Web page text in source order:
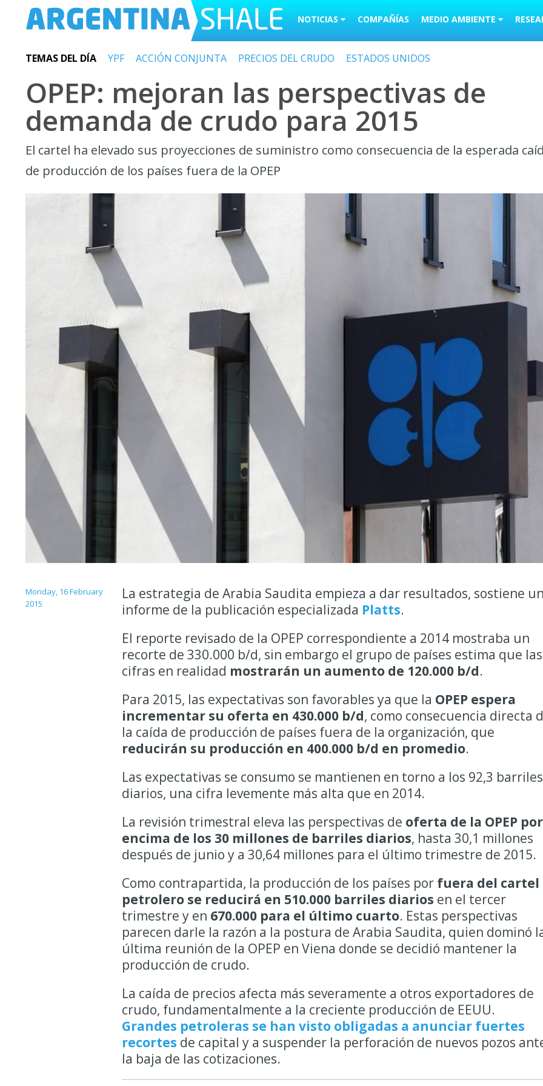
NOTICIAS COMPAÑÍAS MEDIO AMBIENTE
TEMAS DEL DÍA YPF ACCIÓN CONJUNTA PRECIOS DEL CRUDO ESTADOS UNIDOS
OPEP: mejoran las perspectivas de
demanda de crudo para 2015
El cartel ha elevado sus proyecciones de suministro como consecuencia de la esperada
de producción de los países fuera de la OPEP
Monday, 16 February
2015
La estrategia de Arabia Saudita empieza a dar resultados, sostiene
informe de la publicación especializada Platts.
El reporte revisado de la OPEP correspondiente a 2014 mostraba un
recorte de 330.000 b/d, sin embargo el grupo de países estima que las
cifras en realidad mostrarán un aumento de 120.000 b/d.
Para 2015, las expectativas son favorables ya que la OPEP espera
incrementar su oferta en 430.000 b/d, como consecuencia directa
la caída de producción de países fuera de la organización, que
reducirán su producción en 400.000 b/d en promedio.
Las expectativas se consumo se mantienen en torno a los 92,3 barriles
diarios, una cifra levemente más alta que en 2014.
La revisión trimestral eleva las perspectivas de oferta de la OPEP por
encima de los 30 millones de barriles diarios, hasta 30,1 millones
después de junio y a 30,64 millones para el último trimestre de 2015.
Como contrapartida, la producción de los países por fuera del cartel
petrolero se reducirá en 510.000 barriles diarios en el tercer
trimestre y en 670.000 para el último cuarto. Estas perspectivas
parecen darle la razón a la postura de Arabia Saudita, quien dominó
última reunión de la OPEP en Viena donde se decidió mantener la
producción de crudo.
La caída de precios afecta más severamente a otros exportadores de
crudo, fundamentalmente a la creciente producción de EEUU.
Grandes petroleras se han visto obligadas a anunciar fuertes
recortes de capital y a suspender la perforación de nuevos pozos
la baja de las cotizaciones.